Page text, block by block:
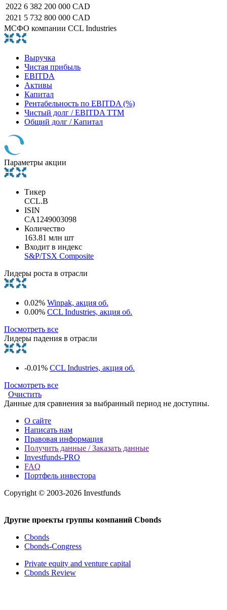
2022 6 382 200 000 CAD
2021 5 732 800 000 CAD
МСФО компании CCL Industries
Выручка
Чистая прибыль
EBITDA
Активы
Капитал
Рентабельность по EBITDA (%)
Чистый долг / EBITDA TTM
Общий долг / Капитал
Параметры акции
Тикер
CCL.B
ISIN
CA1249003098
Количество
163.81 млн шт
Входит в индекс
S&P/TSX Composite
Лидеры роста в отрасли
0.02% Winpak, акция об.
0.00% CCL Industries, акция об.
Посмотреть все
Лидеры падения в отрасли
-0.01% CCL Industries, акция об.
Посмотреть все
Очистить
Данные для сравнения за выбранный период не доступны.
О сайте
Написать нам
Правовая информация
Получить данные / Заказать данные
Investfunds-PRO
FAQ
Портфель инвестора
Copyright © 2003-2026 Investfunds
Другие проекты группы компаний Cbonds
Cbonds
Cbonds-Congress
Private equity and venture capital
Cbonds Review